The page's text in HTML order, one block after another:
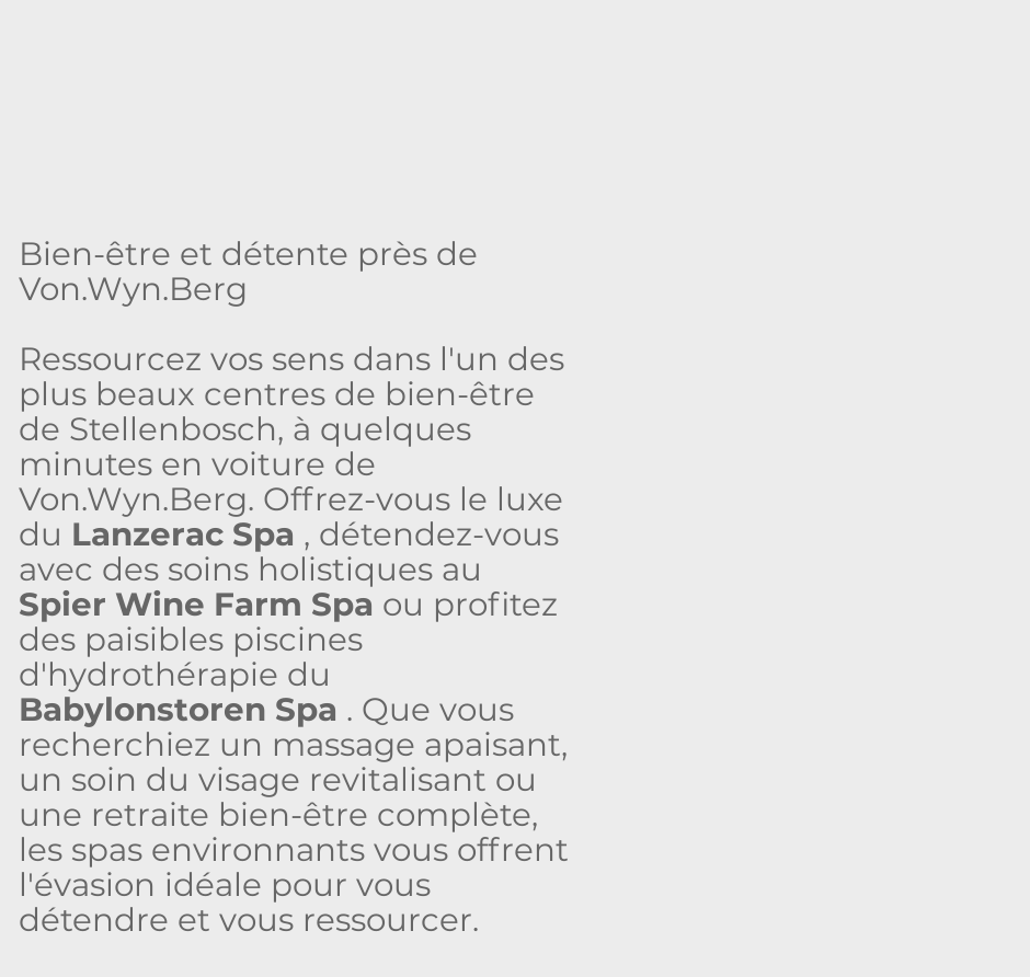
Bien-être et détente près de
Von.Wyn.Berg
Ressourcez vos sens dans l'un des
plus beaux centres de bien-être
de Stellenbosch, à quelques
minutes en voiture de
Von.Wyn.Berg. Offrez-vous le luxe
du Lanzerac Spa , détendez-vous
avec des soins holistiques au
Spier Wine Farm Spa ou profitez
des paisibles piscines
d'hydrothérapie du
Babylonstoren Spa . Que vous
recherchiez un massage apaisant,
un soin du visage revitalisant ou
une retraite bien-être complète,
les spas environnants vous offrent
l'évasion idéale pour vous
détendre et vous ressourcer.